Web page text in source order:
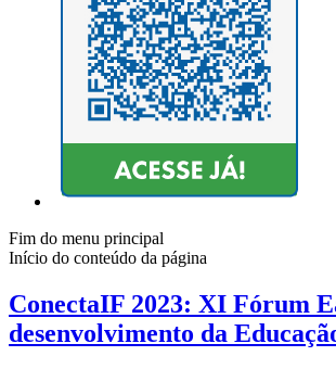
Fim do menu principal
Início do conteúdo da página
ConectaIF 2023: XI Fórum
desenvolvimento da